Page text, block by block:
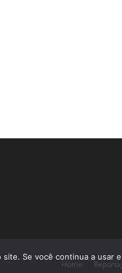
Home
Se você continua a usar